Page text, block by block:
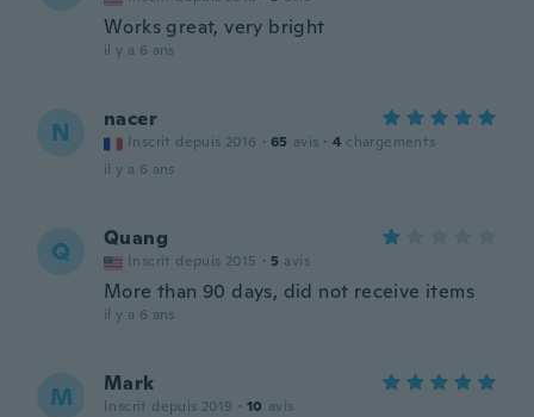
Works great, very bright
il y a 6 ans
N nacer
Inscrit depuis 2016 · 65 avis · 4 chargements
il y a 6 ans
Q Quang
Inscrit depuis 2015 · 5 avis
More than 90 days, did not receive items
il y a 6 ans
M Mark
Inscrit depuis 2019 · 10 avis